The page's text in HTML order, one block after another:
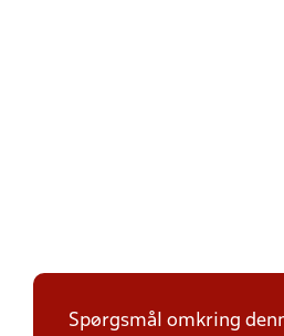
Spørgsmål omkring